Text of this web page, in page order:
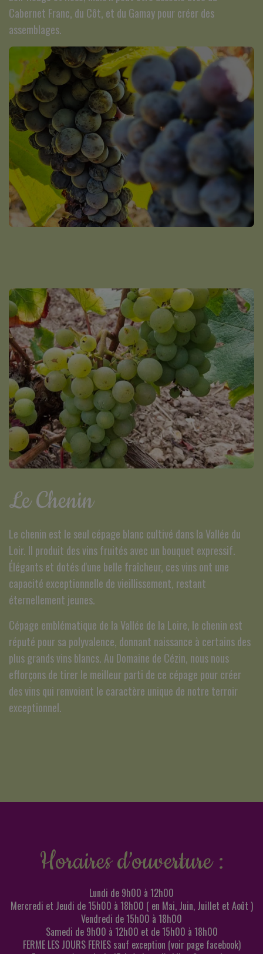
Cabernet Franc, du Côt, et du Gamay pour créer des
assemblages.
Le Chenin
Le chenin est le seul cépage blanc cultivé dans la Vallée du
Loir. Il produit des vins fruités avec un bouquet expressif.
Élégants et dotés d'une belle fraîcheur, ces vins ont une
capacité exceptionnelle de vieillissement, restant
éternellement jeunes.
Cépage emblématique de la Vallée de la Loire, le chenin est
réputé pour sa polyvalence, donnant naissance à certains des
plus grands vins blancs. Au Domaine de Cézin, nous nous
efforçons de tirer le meilleur parti de ce cépage pour créer
des vins qui renvoient le caractère unique de notre terroir
exceptionnel.
Horaires d’ouverture :
Lundi de 9h00 à 12h00
Mercredi et Jeudi de 15h00 à 18h00 ( en Mai, Juin, Juillet et Août )
Vendredi de 15h00 à 18h00
Samedi de 9h00 à 12h00 et de 15h00 à 18h00
FERME LES JOURS FERIES sauf exception (voir page facebook)